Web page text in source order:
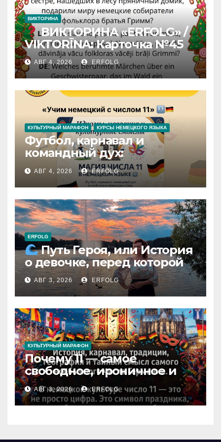
ВИКТОРИНА
ВИКТОРИНА «ERFOLG» /
VIKTORĪNA: Карточка №45
АВГ 4, 2026 ERFOLG
КУЛЬТУРНЫЙ МАРАФОН КУРСЫ НЕМЕЦКОГО ЯЗЫКА
Футбол, карнавал и
командный дух:
раскрываем секреты числа
11 в немецком языке!
АВГ 4, 2026 ERFOLG
ERFOLG
Путь Героя, или История
о девочке, перед которой
расступился океан
(И почему это про каждую
из нас)
АВГ 3, 2026 ERFOLG
КУЛЬТУРНЫЙ МАРАФОН
Почему 11 — самое
свободное, ироничное и
любимое число в
немецкой культуре?
АВГ 3, 2026 ERFOLG